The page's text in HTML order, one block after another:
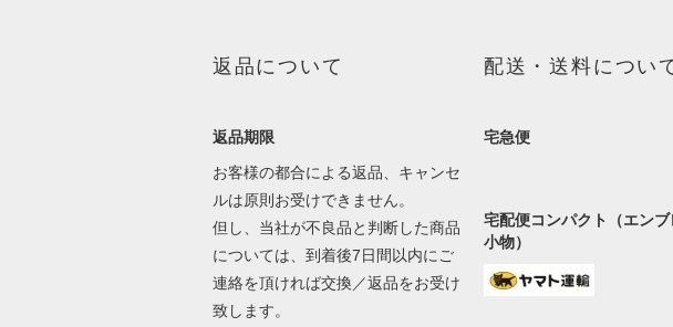
返品について
返品期限
お客様の都合による返品、キャンセ
ルは原則お受けできません。
但し、当社が不良品と判断した商品
については、到着後7日間以内にご
連絡を頂ければ交換／返品をお受け
致します。
配送・送料につい
宅急便
宅配便コンパクト（エン
小物）